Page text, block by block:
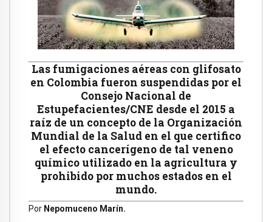
Las fumigaciones aéreas con glifosato
en Colombia fueron suspendidas por el
Consejo Nacional de
Estupefacientes/CNE desde el 2015 a
raíz de un concepto de la Organización
Mundial de la Salud en el que certifico
el efecto cancerígeno de tal veneno
químico utilizado en la agricultura y
prohibido por muchos estados en el
mundo.
Por Nepomuceno Marín.